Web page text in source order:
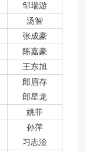
邹瑞游
汤智
张成豪
陈嘉豪
王东旭
郎眉存
郎星龙
姚菲
孙萍
习志淦